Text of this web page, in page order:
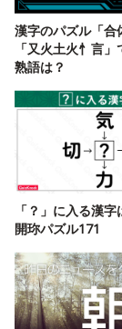
漢字のパズル「合
「又火土火忄言
熟語は？
「？」に入る漢
開珎パズル171